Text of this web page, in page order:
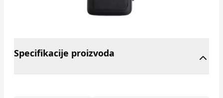
Specifikacije proizvoda